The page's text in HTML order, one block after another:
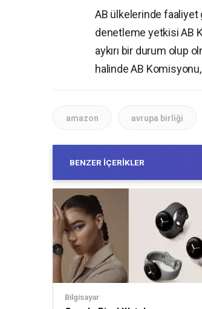
AB ülkelerinde faaliyet
denetleme yetkisi AB
aykırı bir durum olup
halinde AB
amazon avrupa birliği
BENZER İÇERIKLER
Bilgisayar